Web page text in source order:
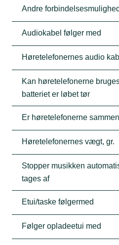
Andre
Audiokabel følger med
Høretelefonernes audio
Kan høretelefonerne
batteriet er løbet tør
Er høretelefonerne
Høretelefonernes vægt, gr.
Stopper musikken
tages af
Etui/taske følgermed
Følger opladeetui med